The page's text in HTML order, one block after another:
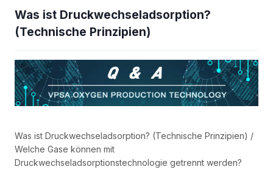
Was ist Druckwechseladsorption?
(Technische Prinzipien)
Was ist Druckwechseladsorption? (Technische Prinzipien) /
Welche Gase können mit
Druckwechseladsorptionstechnologie getrennt werden?